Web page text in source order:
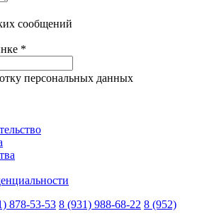
сообщений
*
персональных данных
878-53-53 8 (931) 988-68-22 8 (952)